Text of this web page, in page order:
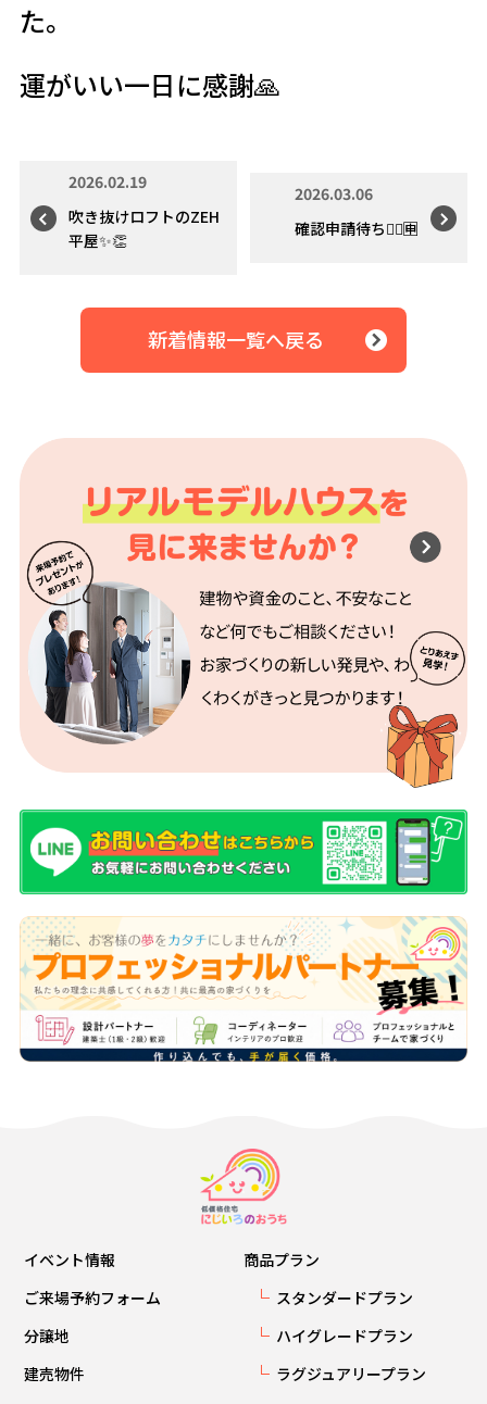
た。
運がいい一日に感謝🙏
2026.02.19
吹き抜けロフトのZEH
平屋✨👏
2026.03.06
確認申請待ち👷‍♂️🈸
新着情報一覧へ戻る
イベント情報
ご来場予約フォーム
分譲地
建売物件
商品プラン
スタンダードプラン
ハイグレードプラン
ラグジュアリープラン